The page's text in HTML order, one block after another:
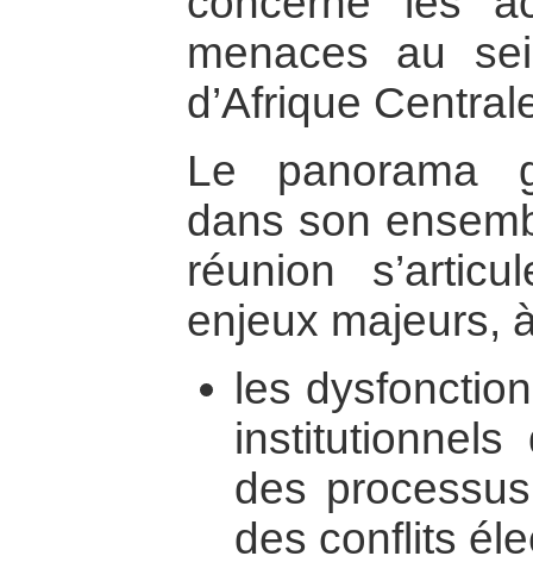
menaces au
d’Afrique
Le panorama
dans son
réunion
enjeux majeurs,
les
institutionnels
des
des conflits